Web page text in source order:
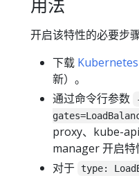
开启该特性的必要步骤
下载
新）。
通过命令行参数
proxy、kube-
manager 开启特
对于 type: